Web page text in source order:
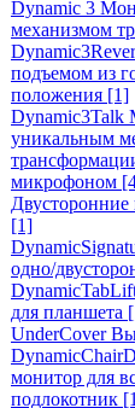
Dynamic 3
механизмом
подъемом из
положения [1]
Dynamic3Talk
уникальным
микрофоном
[1]
одно/
для планшета
UnderCover
монитор для
подлокотник